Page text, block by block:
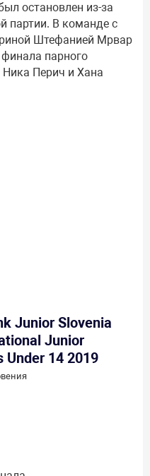
остановлен из-за
партии. В команде с
Штефанией Мрвар
парного
Ника Перич и Хана
Junior Slovenia
Junior
Under 14 2019